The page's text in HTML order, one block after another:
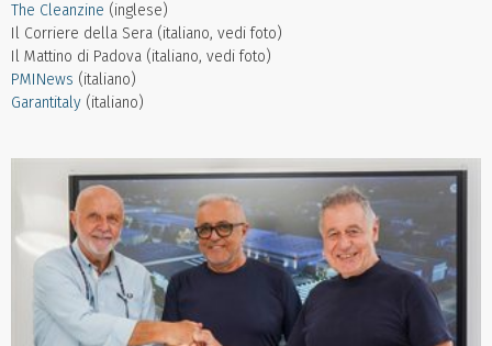
The Cleanzine (inglese)
Il Corriere della Sera (italiano, vedi foto)
Il Mattino di Padova (italiano, vedi foto)
PMINews (italiano)
Garantitaly (italiano)